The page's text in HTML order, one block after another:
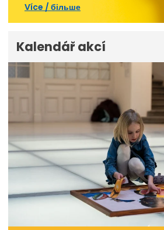
Více / більше
Kalendář akcí